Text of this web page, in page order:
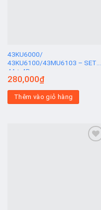
43KU6000/
43KU6100/43MU6103 – SET
4A+ 4B
280,000₫
Thêm vào giỏ hàng